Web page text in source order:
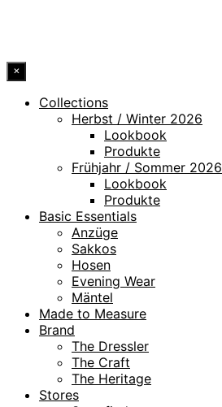
×
Collections
Herbst / Winter 2026
Lookbook
Produkte
Frühjahr / Sommer 2026
Lookbook
Produkte
Basic Essentials
Anzüge
Sakkos
Hosen
Evening Wear
Mäntel
Made to Measure
Brand
The Dressler
The Craft
The Heritage
Stores